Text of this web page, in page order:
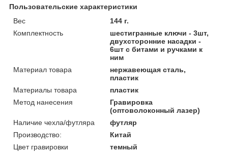
Пользовательские характеристики
Вес
144 г.
Комплектность
шестигранные ключи - 3шт,
двухсторонние насадки -
6шт с битами и ручками к
ним
Материал товара
нержавеющая сталь,
пластик
Материалы товара
пластик
Метод нанесения
Гравировка
(оптоволоконный лазер)
Наличие чехла/футляра
футляр
Производство:
Китай
Цвет гравировки
темный